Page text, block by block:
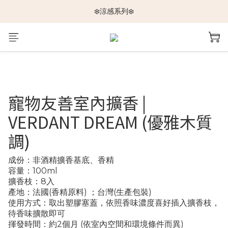
🆕新品上架🆕
❄️涼感系列❄️
🐕🐈推車挑選指南🐇🐤
寵物友善室內擴香 |
VERDANT DREAM (優雅木質
調)
成份：非酒精擴香基底、香精
容量：100ml
擴香枝：8入
產地：法國(香精原料) ；台灣(生產包裝)
使用方式：取出塑膠塞蓋，依照香味濃度喜好插入擴香枝，
待香味擴散即可
揮發時間：約2個月 (依室內空間和環境條件而異)